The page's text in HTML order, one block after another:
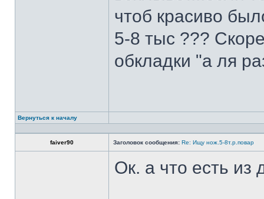
чтоб красиво
5-8 тыс ???
обкладки "а ля
Вернуться к началу
faiver90 Заголовок сообщения: Re: Ищу нож.5-8т.р.повар
Ок. а что есть из